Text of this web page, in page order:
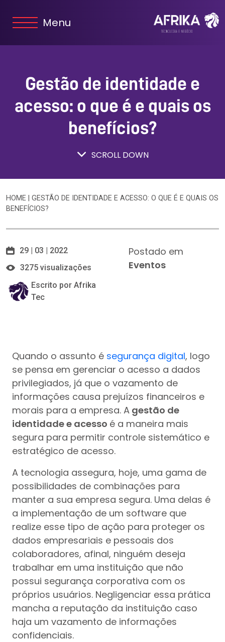
Menu
Gestão de identidade e
acesso: o que é e quais os
benefícios?
SCROLL DOWN
HOME
GESTÃO DE IDENTIDADE E ACESSO: O QUE É E QUAIS OS
BENEFÍCIOS?
29 | 03 | 2022
3275 visualizações
Escrito por Afrika
Tec
Postado em
Eventos
Quando o assunto é segurança digital, logo
se pensa em gerenciar o acesso a dados
privilegiados, já que o vazamento de
informações causa prejuízos financeiros e
morais para a empresa. A gestão de
identidade e acesso é a maneira mais
segura para permitir controle sistemático e
estratégico de acesso.
A tecnologia assegura, hoje, uma gama de
possibilidades de combinações para
manter a sua empresa segura. Uma delas é
a implementação de um software que
realize esse tipo de ação para proteger os
dados empresariais e pessoais dos
colaboradores, afinal, ninguém deseja
trabalhar em uma instituição que não
possui segurança corporativa com os
próprios usuários. Negligenciar essa prática
mancha a reputação da instituição caso
haja um vazamento de informações
confidenciais.